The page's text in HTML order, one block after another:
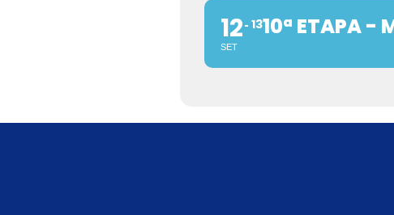
12
SET
1310ª ETAPA -